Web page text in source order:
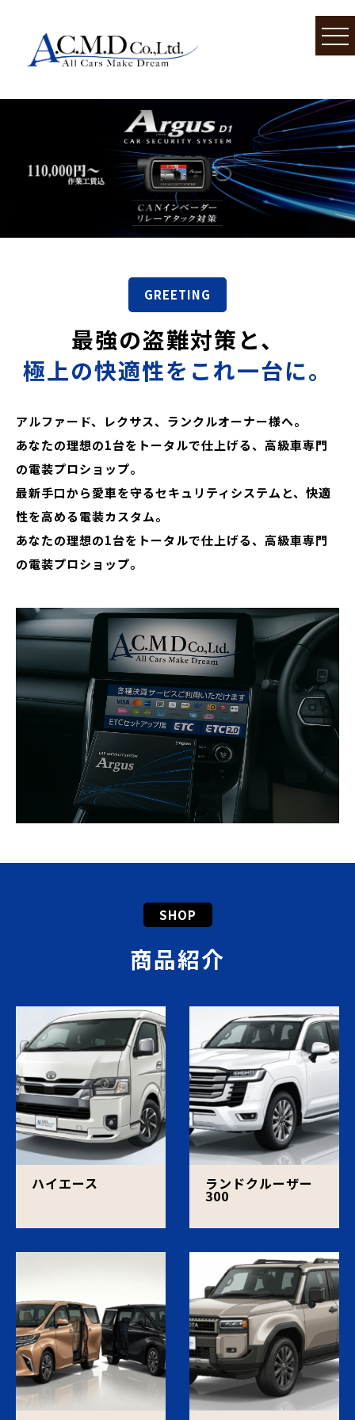
GREETING
最強の盗難対策と、
極上の快適性をこれ一台に。
アルファード、レクサス、ランクルオーナー様へ。
あなたの理想の1台をトータルで仕上げる、高級車専門
の電装プロショップ。
最新手口から愛車を守るセキュリティシステムと、快適
性を高める電装カスタム。
あなたの理想の1台をトータルで仕上げる、高級車専門
の電装プロショップ。
SHOP
商品紹介
ハイエース ランドクルーザー
300